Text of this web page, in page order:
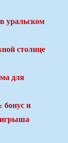
уральском
столице
для
бонус и